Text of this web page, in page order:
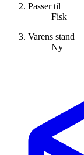
Passer til
Fisk
Varens stand
Ny